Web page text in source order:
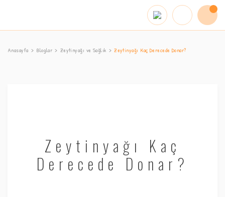
Anasayfa Bloglar Zeytinyağı ve Sağlık Zeytinyağı Kaç Derecede Donar?
Zeytinyağı Kaç
Derecede Donar?